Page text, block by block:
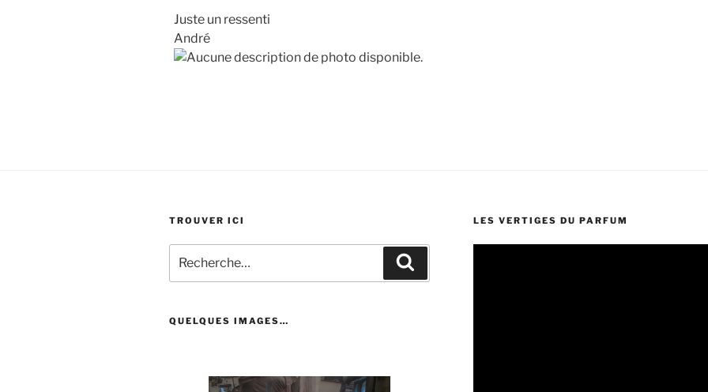
Juste un ressenti
André
TROUVER ICI
pour
:
QUELQUES IMAGES…
LES VERTIGES DU PARFUM